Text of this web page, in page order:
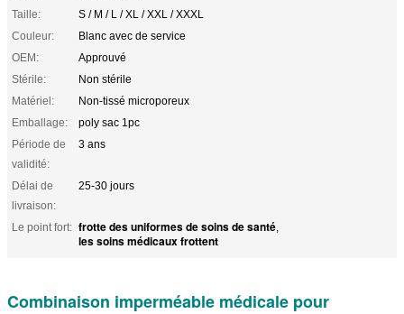
Taille:
S / M / L / XL / XXL / XXXL
Couleur:
Blanc avec de service
OEM:
Approuvé
Stérile:
Non stérile
Matériel:
Non-tissé microporeux
Emballage:
poly sac 1pc
Période de
validité:
3 ans
Délai de
livraison:
25-30 jours
Le point fort: frotte des uniformes de soins de santé,
les soins médicaux frottent
Combinaison imperméable médicale pour